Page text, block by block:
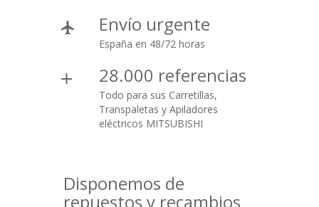
Envío urgente
España en 48/72 horas
28.000 referencias
Todo para sus Carretillas,
Transpaletas y Apiladores
eléctricos MITSUBISHI
Disponemos de
repuestos y recambios